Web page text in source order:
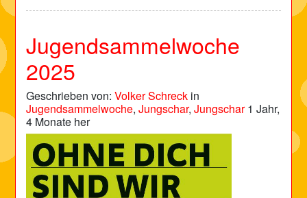
Jugendsammelwoche
2025
Geschrieben von:Volker Schreck in
Jugendsammelwoche,Jungschar,Jungschar1 Jahr,
4 Monate her